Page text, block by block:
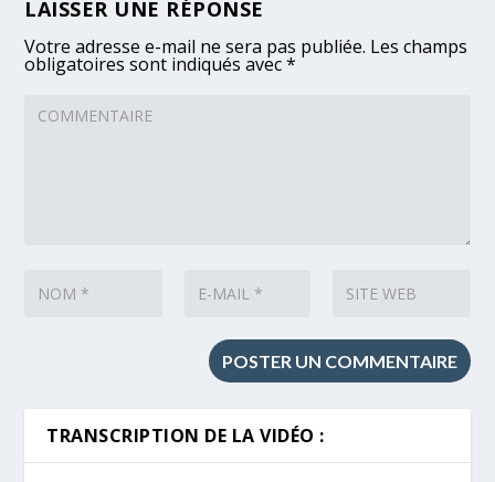
LAISSER UNE RÉPONSE
Votre adresse e-mail ne sera pas publiée. Les champs
obligatoires sont indiqués avec*
TRANSCRIPTION DE LA VIDÉO :